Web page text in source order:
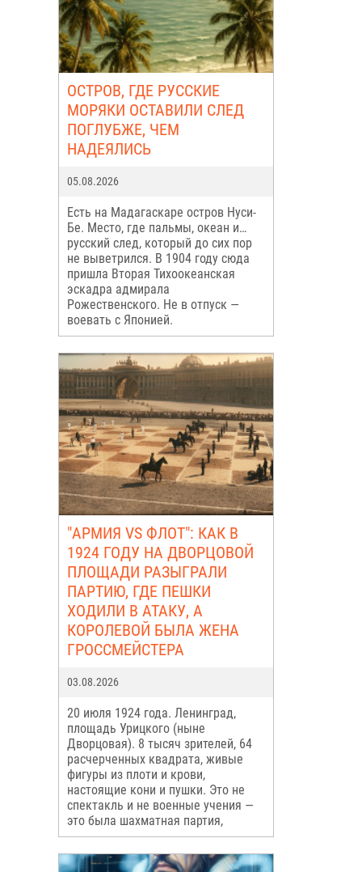
ОСТРОВ, ГДЕ РУССКИЕ
МОРЯКИ ОСТАВИЛИ СЛЕД
ПОГЛУБЖЕ, ЧЕМ
НАДЕЯЛИСЬ
05.08.2026
Есть на Мадагаскаре остров Нуси-
Бе. Место, где пальмы, океан и…
русский след, который до сих пор
не выветрился. В 1904 году сюда
пришла Вторая Тихоокеанская
эскадра адмирала
Рожественского. Не в отпуск —
воевать с Японией.
"АРМИЯ VS ФЛОТ": КАК В
1924 ГОДУ НА ДВОРЦОВОЙ
ПЛОЩАДИ РАЗЫГРАЛИ
ПАРТИЮ, ГДЕ ПЕШКИ
ХОДИЛИ В АТАКУ, А
КОРОЛЕВОЙ БЫЛА ЖЕНА
ГРОССМЕЙСТЕРА
03.08.2026
20 июля 1924 года. Ленинград,
площадь Урицкого (ныне
Дворцовая). 8 тысяч зрителей, 64
расчерченных квадрата, живые
фигуры из плоти и крови,
настоящие кони и пушки. Это не
спектакль и не военные учения —
это была шахматная партия,